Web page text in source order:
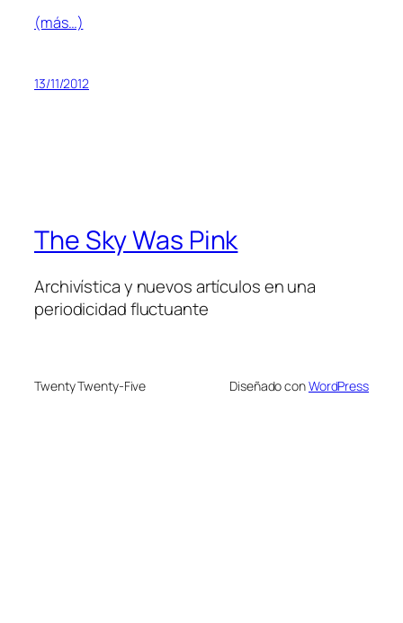
(más…)
13/11/2012
The Sky Was Pink
Archivística y nuevos artículos en una
periodicidad fluctuante
Twenty Twenty-Five Diseñado conWordPress